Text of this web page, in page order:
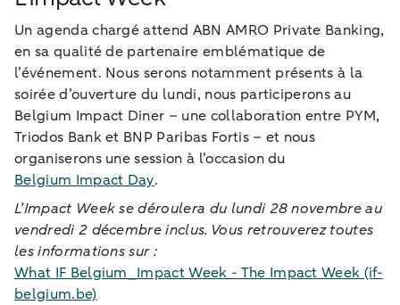
Un agenda chargé attend ABN AMRO Private Banking,
en sa qualité de partenaire emblématique de
l’événement. Nous serons notamment présents à la
soirée d’ouverture du lundi, nous participerons au
Belgium Impact Diner – une collaboration entre PYM,
Triodos Bank et BNP Paribas Fortis – et nous
organiserons une session à l’occasion du
Belgium Impact Day.
L’Impact Week se déroulera du lundi 28 novembre au
vendredi 2 décembre inclus. Vous retrouverez toutes
les informations sur :
What IF Belgium_Impact Week - The Impact Week (if-
belgium.be)